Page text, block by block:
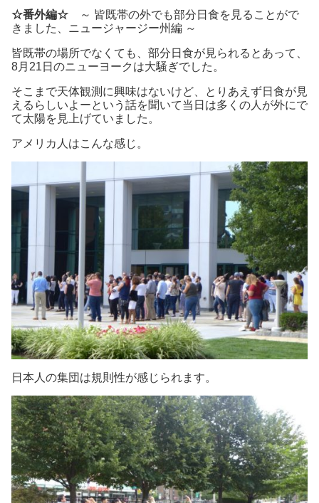
☆番外編☆ ～ 皆既帯の外でも部分日食を見ることがで
きました、ニュージャージー州編 ～
皆既帯の場所でなくても、部分日食が見られるとあって、
8月21日のニューヨークは大騒ぎでした。
そこまで天体観測に興味はないけど、とりあえず日食が見
えるらしいよーという話を聞いて当日は多くの人が外にで
て太陽を見上げていました。
アメリカ人はこんな感じ。
日本人の集団は規則性が感じられます。